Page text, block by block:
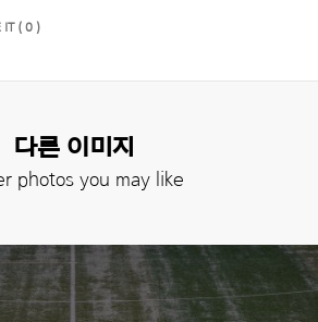
IT ( 0 )
다른 이미지
photos you may like